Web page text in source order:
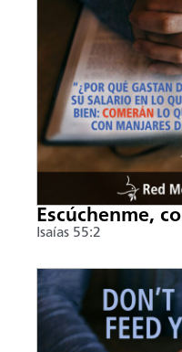
Escúchenme,
Isaías 55:2